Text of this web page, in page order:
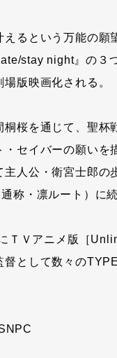
えるという万能の
stay night』の３
版映画化される。
桜を通じて、聖杯
セイバーの願いを
人公・衛宮士郎の
称・凛ルート）に続
ＴＶアニメ版［
督として数々の